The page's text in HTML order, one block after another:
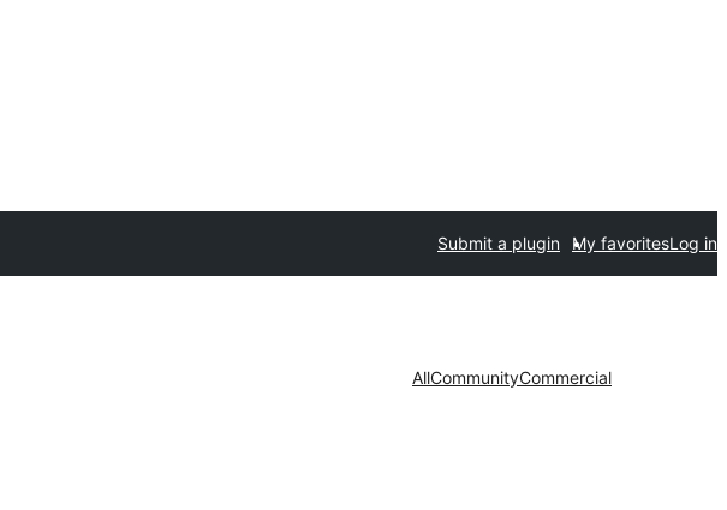
Submit a plugin My favoritesLog in
AllCommunityCommercial